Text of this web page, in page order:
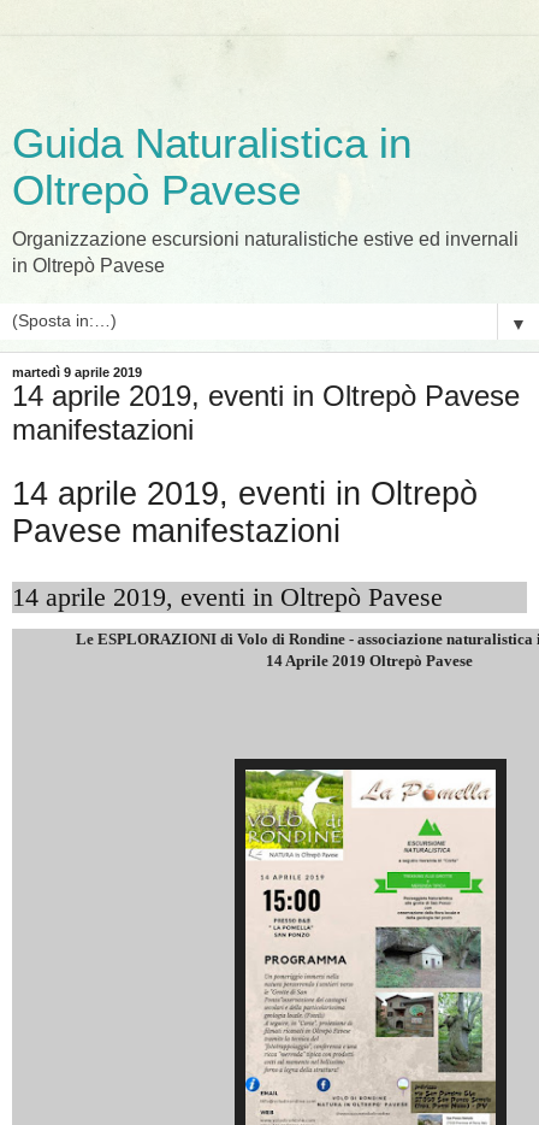
Guida Naturalistica in
Oltrepò Pavese
Organizzazione escursioni naturalistiche estive ed invernali
in Oltrepò Pavese
▼
martedì 9 aprile 2019
14 aprile 2019, eventi in Oltrepò Pavese
manifestazioni
14 aprile 2019, eventi in Oltrepò
Pavese manifestazioni
14 aprile 2019, eventi in Oltrepò Pavese
Le ESPLORAZIONI di Volo di Rondine - associazione naturalistica
14 Aprile 2019 Oltrepò Pavese